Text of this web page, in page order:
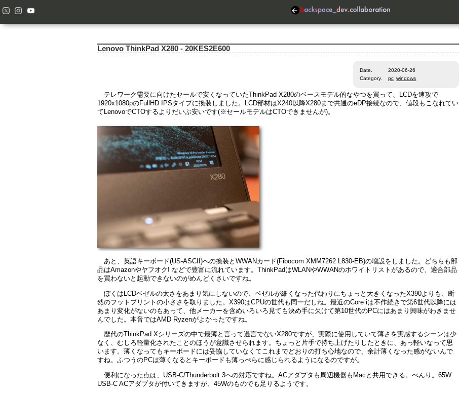
Lenovo ThinkPad X280 - 20KES2E600
Date.
2020-06-26
Category.
pc windows
テレワーク需要に向けたセールで安くなっていたThinkPad X280のベースモデル的なやつを買って、LCDを速攻で
1920x1080pのFullHD IPSタイプに換装しました。LCD部材はX240以降X280まで共通のeDP接続なので、値段もこなれてい
てLenovoでCTOするよりだいぶ安いです(※セールモデルはCTOできませんが)。
あと、英語キーボード(US-ASCII)への換装とWWANカード(Fibocom XMM7262 L830-EB)の増設をしました。どちらも部
品はAmazonやヤフオク! などで豊富に流れています。ThinkPadはWLANやWWANのホワイトリストがあるので、適合部品
を買わないと起動できないのがめんどくさいですね。
ぼくはLCDベゼルの太さをあまり気にしないので、ベゼルが細くなった代わりにちょっと大きくなったX390よりも、断
然のフットプリントの小ささを取りました。X390はCPUの世代も同一だしね。最近のCore iは不作続きで第6世代以降には
あまり変化がないのもあって、他メーカーを含めいろいろ見ても決め手に欠けて第10世代のPCにはあまり興味がわきませ
んでした。本音ではAMD Ryzenがよかったですね。
歴代のThinkPad Xシリーズの中で最薄と言って過言でないX280ですが、実際に使用していて薄さを実感するシーンは少
なく、むしろ軽量化されたことのほうが意識させられます。ちょっと片手で持ち上げたりしたときに、あっ軽いなって思
います。薄くなってもキーボードには妥協していなくてこれまでどおりの打ち心地なので、余計薄くなった感がないんで
すね。ふつうのPCは薄くなるとキーボードも薄っぺらに感じられるようになるのですが。
便利になった点は、USB-C/Thunderbolt 3への対応ですね。ACアダプタも周辺機器もMacと共用できる。べんり。65W
USB-C ACアダプタが付いてきますが、45Wのものでも足りるようです。